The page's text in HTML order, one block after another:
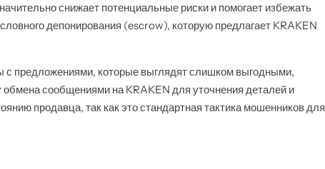
снижает потенциальные риски и помогает избежать
депонирования (escrow), которую предлагает KRAKEN
предложениями, которые выглядят слишком выгодными,
сообщениями на KRAKEN для уточнения деталей и
продавца, так как это стандартная тактика мошенников для